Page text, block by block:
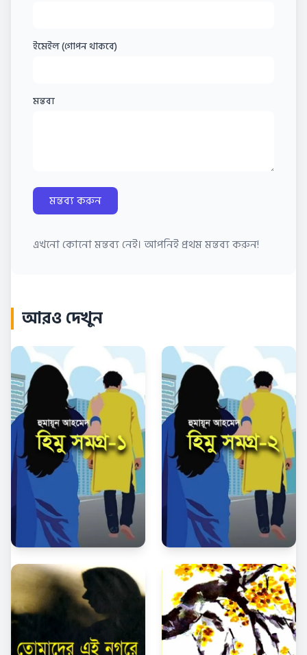
ইমেইল (গোপন থাকবে)
মন্তব্য
মন্তব্য করুন
এখনো কোনো মন্তব্য নেই। আপনিই প্রথম মন্তব্য করুন!
আরও দেখুন